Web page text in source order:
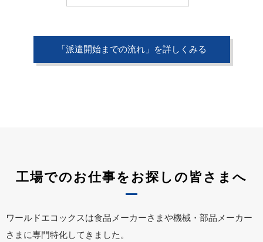
「派遣開始までの流れ」を詳しくみる
工場でのお仕事をお探しの皆さまへ
ワールドエコックスは食品メーカーさまや機械・部品メーカー
さまに専門特化してきました。